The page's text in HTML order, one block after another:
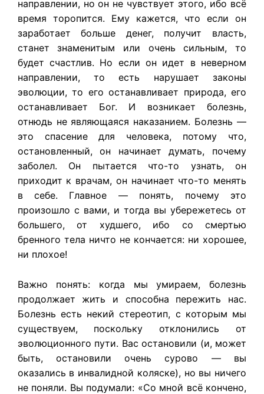
направлении, но он не чувствует этого, ибо всё
время торопится. Ему кажется, что если он
заработает больше денег, получит власть,
станет знаменитым или очень сильным, то
будет счастлив. Но если он идет в неверном
направлении, то есть нарушает законы
эволюции, то его останавливает природа, его
останавливает Бог. И возникает болезнь,
отнюдь не являющаяся наказанием. Болезнь —
это спасение для человека, потому что,
остановленный, он начинает думать, почему
заболел. Он пытается что-то узнать, он
приходит к врачам, он начинает что-то менять
в себе. Главное — понять, почему это
произошло с вами, и тогда вы убережетесь от
большего, от худшего, ибо со смертью
бренного тела ничто не кончается: ни хорошее,
ни плохое!
Важно понять: когда мы умираем, болезнь
продолжает жить и способна пережить нас.
Болезнь есть некий стереотип, с которым мы
существуем, поскольку отклонились от
эволюционного пути. Вас остановили (и, может
быть, остановили очень сурово — вы
оказались в инвалидной коляске), но вы ничего
не поняли. Вы подумали: «Со мной всё кончено,